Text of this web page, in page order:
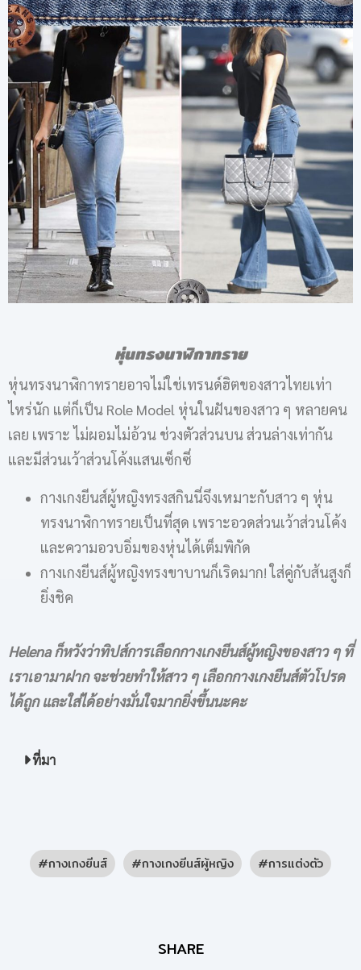
หุ่นทรงนาฬิกาทราย
หุ่นทรงนาฬิกาทรายอาจไม่ใช่เทรนด์ฮิตของสาวไทยเท่า
ไหร่นัก แต่ก็เป็น Role Model หุ่นในฝันของสาว ๆ หลายคน
เลย เพราะ ไม่ผอมไม่อ้วน ช่วงตัวส่วนบน ส่วนล่างเท่ากัน
และมีส่วนเว้าส่วนโค้งแสนเซ็กซี่
กางเกงยีนส์ผู้หญิงทรงสกินนี่จึงเหมาะกับสาว ๆ หุ่น
ทรงนาฬิกาทรายเป็นที่สุด เพราะอวดส่วนเว้าส่วนโค้ง
และความอวบอิ่มของหุ่นได้เต็มพิกัด
กางเกงยีนส์ผู้หญิงทรงขาบานก็เริดมาก! ใส่คู่กับส้นสูงก็
ยิ่งชิค
Helenaก็หวังว่าทิปส์การเลือกกางเกงยีนส์ผู้หญิงของสาว ๆ ที่
เราเอามาฝาก จะช่วยทำให้สาว ๆ เลือกกางเกงยีนส์ตัวโปรด
ได้ถูก และใส่ได้อย่างมั่นใจมากยิ่งขึ้นนะคะ
ที่มา
กางเกงยีนส์ กางเกงยีนส์ผู้หญิง การแต่งตัว
SHARE